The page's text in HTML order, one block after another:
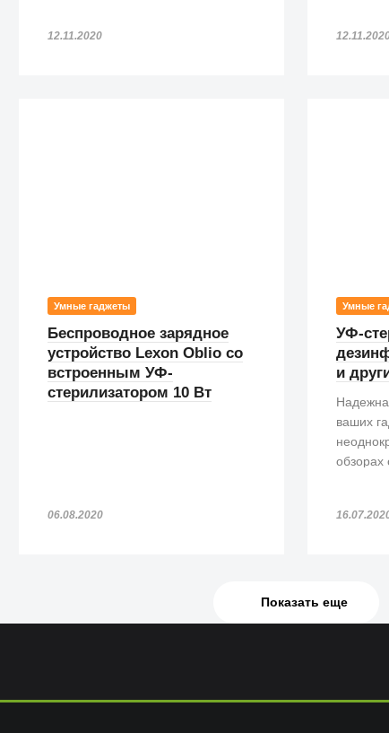
12.11.2020
Умные гаджеты
Беспроводное зарядное
устройство Lexon Oblio со
встроенным УФ-
стерилизатором 10 Вт
06.08.2020
Умные
УФ-
и
ваших
обзорах
мест.
Показать еще